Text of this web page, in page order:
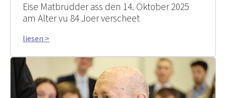
Eise Matbrudder ass den 14. Oktober 2025
am Alter vu 84 Joer verscheet
liesen >